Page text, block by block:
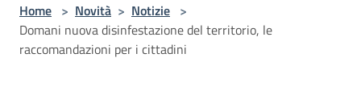
Home > Novità > Notizie >
Domani nuova disinfestazione del territorio, le
raccomandazioni per i cittadini